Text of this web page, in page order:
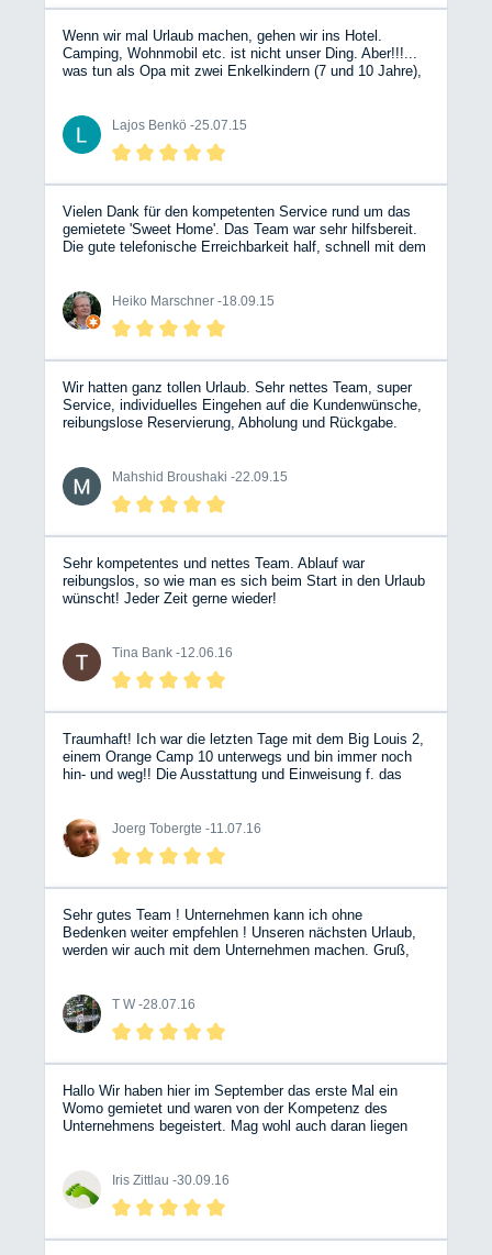
Wenn wir mal Urlaub machen, gehen wir ins Hotel.
Camping, Wohnmobil etc. ist nicht unser Ding. Aber!!!...
was tun als Opa mit zwei Enkelkindern (7 und 10 Jahre),
freie Vermietungsräume und Wunschfahrzeug aussuchen
und kontaktieren, um von einem sehr freundlichen,
kompetenten Team beraten und bedient zu werden. Glück
haben sechs tolle Tage bei bestem Wetter erlebt
(Weserbergland, Fehmarn, Döbelner Land). Trotz der
1.800 km Fahrtstrecke sehr entspannt. Das Fahrzeug war
wiederholen! Danke an das BWM-Team! Übrigens, allen
Befürchtungen zum Trotz: unterm Strich war es nicht
teurer als das ursprünglich geplante Hotel….
Lajos Benkö -25.07.15
Vielen Dank für den kompetenten Service rund um das
gemietete 'Sweet Home'. Das Team war sehr hilfsbereit.
Die gute telefonische Erreichbarkeit half, schnell mit dem
Wohnmobile weiterempfehlen.
Heiko Marschner -18.09.15
Wir hatten ganz tollen Urlaub. Sehr nettes Team, super
Service, individuelles Eingehen auf die Kundenwünsche,
reibungslose Reservierung, Abholung und Rückgabe.
Mahshid Broushaki -22.09.15
Sehr kompetentes und nettes Team. Ablauf war
reibungslos, so wie man es sich beim Start in den Urlaub
wünscht! Jeder Zeit gerne wieder!
Tina Bank -12.06.16
Traumhaft! Ich war die letzten Tage mit dem Big Louis 2,
einem Orange Camp 10 unterwegs und bin immer noch
hin- und weg!! Die Ausstattung und Einweisung f. das
Maedels wissen genau, was sie tun!! :) Nicht lange
fackeln und buchen..
Joerg Tobergte -11.07.16
Sehr gutes Team ! Unternehmen kann ich ohne
Bedenken weiter empfehlen ! Unseren nächsten Urlaub,
werden wir auch mit dem Unternehmen machen. Gruß,
T W -28.07.16
Hallo Wir haben hier im September das erste Mal ein
Womo gemietet und waren von der Kompetenz des
Unternehmens begeistert. Mag wohl auch daran liegen
Buchungen wurden prompt beantwortet.Selbst ein
vorheriges anschauen des ausgewählten Womo war kein
Problem .Wir werden hier weiterhin buchen und freuen
Iris Zittlau -30.09.16